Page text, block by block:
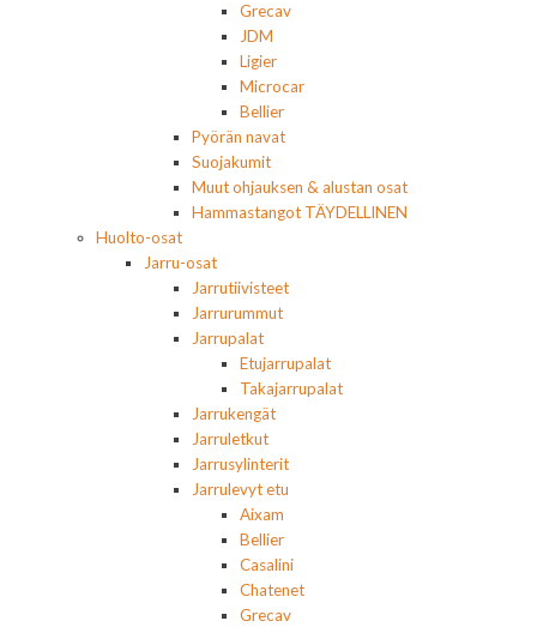
Grecav
JDM
Ligier
Microcar
Bellier
Pyörän navat
Suojakumit
Muut ohjauksen & alustan osat
Hammastangot TÄYDELLINEN
Huolto-osat
Jarru-osat
Jarrutiivisteet
Jarrurummut
Jarrupalat
Etujarrupalat
Takajarrupalat
Jarrukengät
Jarruletkut
Jarrusylinterit
Jarrulevyt etu
Aixam
Bellier
Casalini
Chatenet
Grecav